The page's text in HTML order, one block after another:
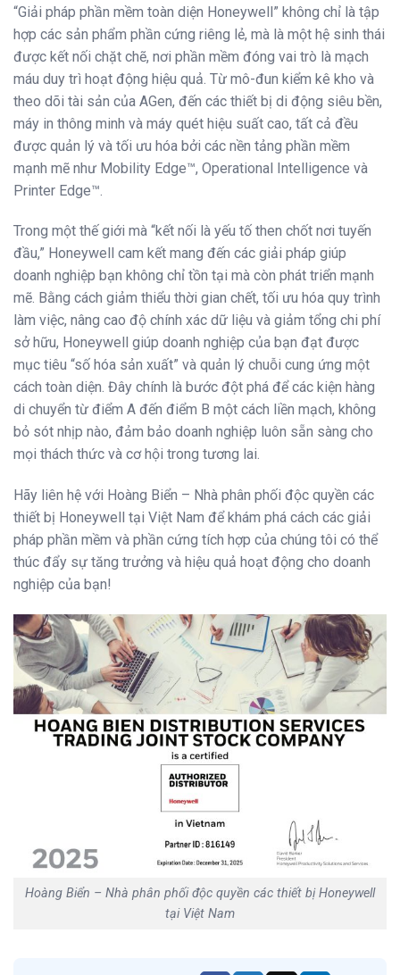
“Giải pháp phần mềm toàn diện Honeywell” không chỉ là tập
hợp các sản phẩm phần cứng riêng lẻ, mà là một hệ sinh thái
được kết nối chặt chẽ, nơi phần mềm đóng vai trò là mạch
máu duy trì hoạt động hiệu quả. Từ mô-đun kiểm kê kho và
theo dõi tài sản của AGen, đến các thiết bị di động siêu bền,
máy in thông minh và máy quét hiệu suất cao, tất cả đều
được quản lý và tối ưu hóa bởi các nền tảng phần mềm
mạnh mẽ như Mobility Edge™, Operational Intelligence và
Printer Edge™.
Trong một thế giới mà “kết nối là yếu tố then chốt nơi tuyến
đầu,” Honeywell cam kết mang đến các giải pháp giúp
doanh nghiệp bạn không chỉ tồn tại mà còn phát triển mạnh
mẽ. Bằng cách giảm thiểu thời gian chết, tối ưu hóa quy trình
làm việc, nâng cao độ chính xác dữ liệu và giảm tổng chi phí
sở hữu, Honeywell giúp doanh nghiệp của bạn đạt được
mục tiêu “số hóa sản xuất” và quản lý chuỗi cung ứng một
cách toàn diện. Đây chính là bước đột phá để các kiện hàng
di chuyển từ điểm A đến điểm B một cách liền mạch, không
bỏ sót nhịp nào, đảm bảo doanh nghiệp luôn sẵn sàng cho
mọi thách thức và cơ hội trong tương lai.
Hãy liên hệ với Hoàng Biển – Nhà phân phối độc quyền các
thiết bị Honeywell tại Việt Nam để khám phá cách các giải
pháp phần mềm và phần cứng tích hợp của chúng tôi có thể
thúc đẩy sự tăng trưởng và hiệu quả hoạt động cho doanh
nghiệp của bạn!
Hoàng Biển – Nhà phân phối độc quyền các thiết bị Honeywell
tại Việt Nam